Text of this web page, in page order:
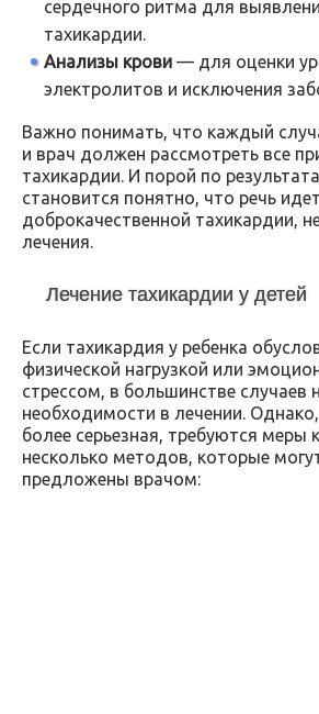
сердечного ритма для
тахикардии.
Анализы крови — для оценки
электролитов и исключения
Важно понимать, что каждый
и врач должен рассмотреть все
тахикардии. И порой по
становится понятно, что речь
доброкачественной тахикардии,
лечения.
Лечение тахикардии у детей
Если тахикардия у ребенка
физической нагрузкой или
стрессом, в большинстве случаев
необходимости в лечении.
более серьезная, требуются меры
несколько методов, которые
предложены врачом: